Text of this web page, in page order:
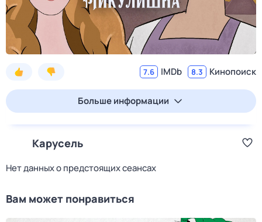
7.6 IMDb 8.3 Кинопоиск
Больше информации
Карусель
Нет данных о предстоящих сеансах
Вам может понравиться